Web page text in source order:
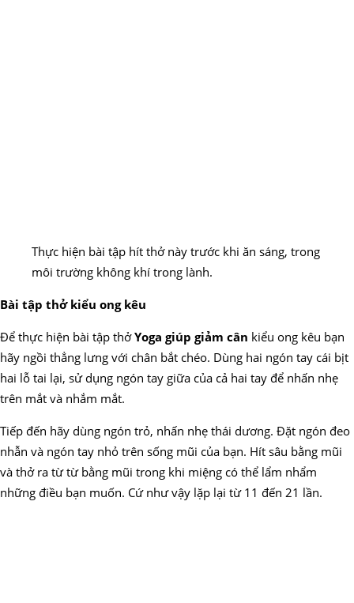
Thực hiện bài tập hít thở này trước khi ăn sáng, trong
môi trường không khí trong lành.
Bài tập thở kiểu ong kêu
Để thực hiện bài tập thởYoga giúp giảm cân kiểu ong kêu bạn
hãy ngồi thẳng lưng với chân bắt chéo. Dùng hai ngón tay cái bịt
hai lỗ tai lại, sử dụng ngón tay giữa của cả hai tay để nhấn nhẹ
trên mắt và nhắm mắt.
Tiếp đến hãy dùng ngón trỏ, nhấn nhẹ thái dương. Đặt ngón đeo
nhẫn và ngón tay nhỏ trên sống mũi của bạn. Hít sâu bằng mũi
và thở ra từ từ bằng mũi trong khi miệng có thể lẩm nhẩm
những điều bạn muốn. Cứ như vậy lặp lại từ 11 đến 21 lần.